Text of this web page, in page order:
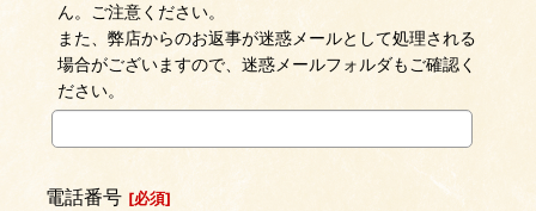
ん。ご注意ください。
また、弊店からのお返事が迷惑メールとして処理される
場合がございますので、迷惑メールフォルダもご確認く
ださい。
電話番号 [必須]